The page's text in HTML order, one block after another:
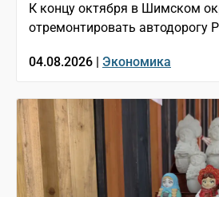
К концу октября в Шимском
отремонтировать автодорогу
04.08.2026 | Экономика